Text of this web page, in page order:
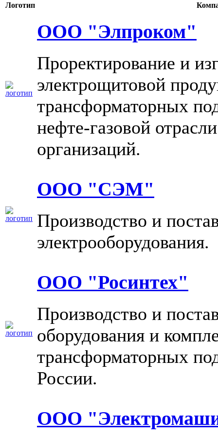
Логотип
ООО "Элпроком"
Проректирование и
электрощитовой
трансформаторных
нефте-газовой
организаций.
ООО "СЭМ"
Производство и
электрооборудования.
ООО "Росинтех"
Производство и
оборудования и
трансформаторных
России.
ООО